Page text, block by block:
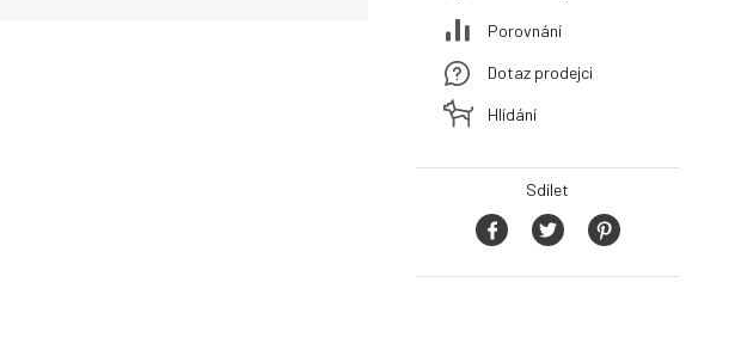
Porovnání
Dotaz prodejci
Hlídání
Sdílet